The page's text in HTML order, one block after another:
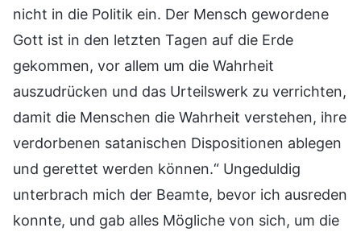
nicht in die Politik ein. Der Mensch gewordene
Gott ist in den letzten Tagen auf die Erde
gekommen, vor allem um die Wahrheit
auszudrücken und das Urteilswerk zu verrichten,
damit die Menschen die Wahrheit verstehen, ihre
verdorbenen satanischen Dispositionen ablegen
und gerettet werden können.“ Ungeduldig
unterbrach mich der Beamte, bevor ich ausreden
konnte, und gab alles Mögliche von sich, um die